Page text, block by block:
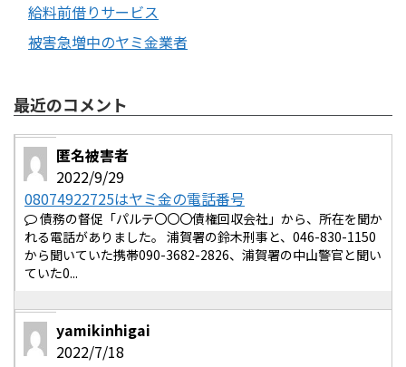
給料前借りサービス
被害急増中のヤミ金業者
最近のコメント
匿名被害者
2022/9/29
08074922725はヤミ金の電話番号
債務の督促「パルテ〇〇〇債権回収会社」から、所在を聞か
れる電話がありました。 浦賀署の鈴木刑事と、046-830-1150
から聞いていた携帯090-3682-2826、浦賀署の中山警官と聞い
ていた0...
yamikinhigai
2022/7/18